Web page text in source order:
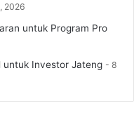
2026
untuk Program Pro
untuk Investor Jateng
8